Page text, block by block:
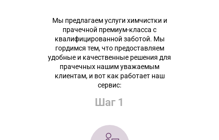
Мы предлагаем услуги химчистки и
прачечной премиум-класса с
квалифицированной заботой. Мы
гордимся тем, что предоставляем
удобные и качественные решения для
прачечных нашим уважаемым
клиентам, и вот как работает наш
сервис:
Шаг 1